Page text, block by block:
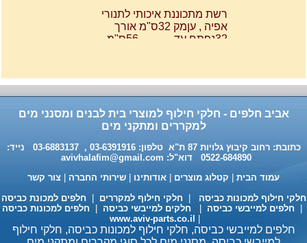
חומר ניקוי גרמני למכונות כביסה
ומדיחי כלים 35שח, מקט H333
אביב חלפים - חלקי חילוף למוצרי בית לבנים ומסנני מים
למקררים ומתקני מים
כתובת: רחוב קיבוץ גלויות 87 ת"א טלפון: 03-6391916 , 03-6883137 נייד:
0522-684890 דוא"ל:
avivhalafim@gmail.com
עמוד הבית
קטלוג מוצרים אודותינו שירותי החברה
צור קשר
חילוף למכונות כביסה
חלקי חילוף למקררים
חלפים למכונת כביסה
חלפים למייבשי כביסה חלקים למייבשי כביסה
חלפים למכונות כביסה
www.aviv-parts.co.il
חלפים למייבשי כביסה, חלקי חילוף למכונות כביסה, חלקי חילוף